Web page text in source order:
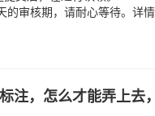
审核期，请耐心等待。详
注，怎么才能弄上去